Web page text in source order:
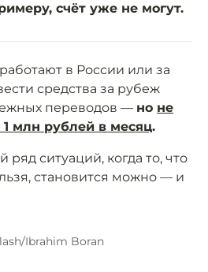
счёт уже не могут.
в России или за
средства за рубеж
переводов — но не
млн рублей в месяц.
ситуаций, когда то, что
становится можно — и
Ibrahim Boran